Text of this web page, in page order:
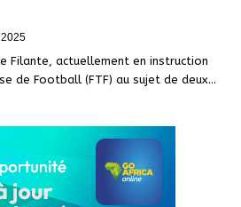
Filante, actuellement en instruction
de Football (FTF) au sujet de deux…